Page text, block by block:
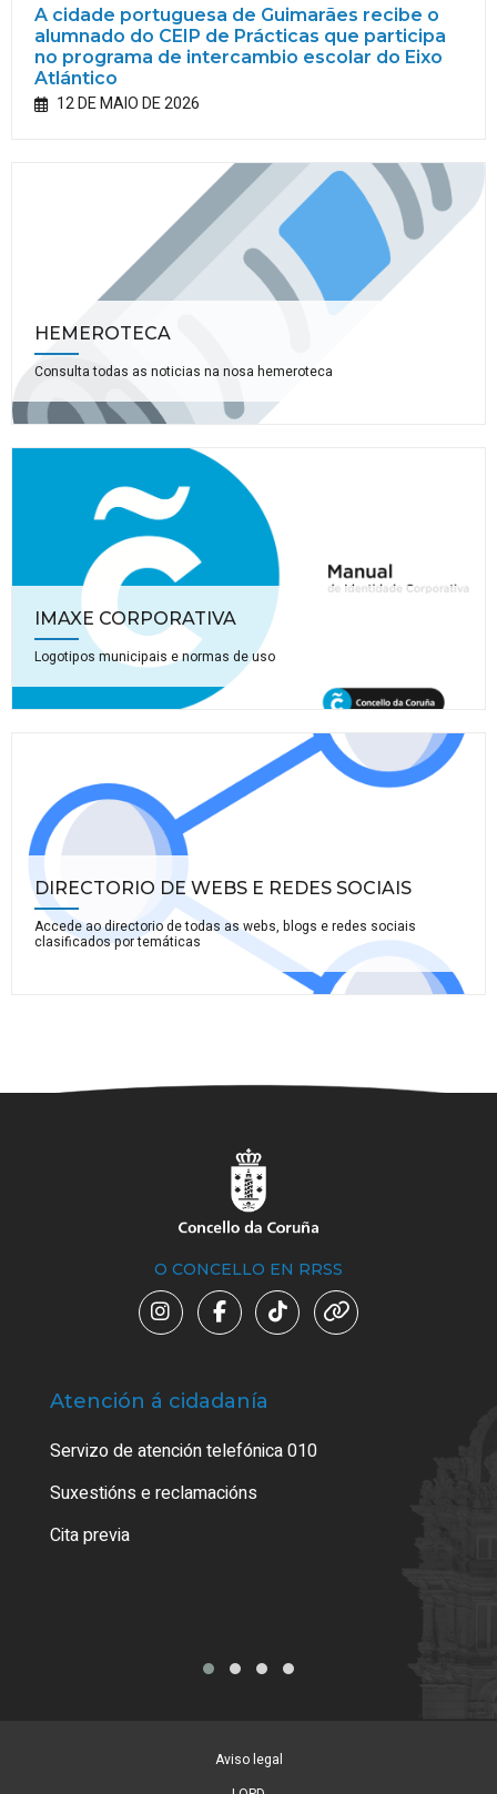
A cidade portuguesa de Guimarães recibe o
alumnado do CEIP de Prácticas que participa
no programa de intercambio escolar do Eixo
Atlántico
12 DE MAIO DE 2026
HEMEROTECA
Consulta todas as noticias na nosa hemeroteca
IMAXE CORPORATIVA
Logotipos municipais e normas de uso
DIRECTORIO DE WEBS E REDES SOCIAIS
Accede ao directorio de todas as webs, blogs e redes sociais
clasificados por temáticas
O CONCELLO EN RRSS
Atención á cidadanía
Servizo de atención telefónica 010
Suxestións e reclamacións
Cita previa
Aviso legal